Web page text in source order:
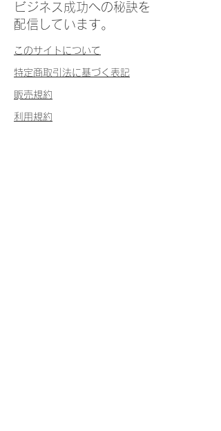
ビジネス成功への秘訣を
配信しています。
このサイトについて
特定商取引法に基づく表記
​販売規約
利用規約